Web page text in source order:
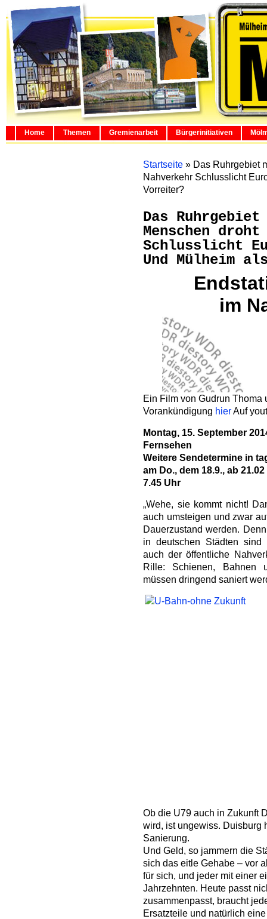
Home Themen Gremienarbeit Bürgerinitiativen
Startseite » Das Ruhrgebiet
Nahverkehr Schlusslicht
Vorreiter?
Das
Menschen
Schlusslicht
Und Mülheim
im
Ein Film von Gudrun Thoma
Vorankündigung hierAuf
Montag, 15. September
Fernsehen
Weitere Sendetermine in
am Do., dem 18.9., ab
7.45 Uhr
„Wehe, sie kommt nicht!
auch umsteigen und zwar
Dauerzustand werden.
in deutschen Städten sind
auch der öffentliche
Rille: Schienen, Bahnen
müssen dringend saniert
Ob die U79 auch in Zukunft
wird, ist ungewiss. Duisburg
Sanierung.
Und Geld, so jammern die
sich das eitle Gehabe – vor
für sich, und jeder mit einer
Jahrzehnten. Heute passt
zusammenpasst, braucht
Ersatzteile und natürlich